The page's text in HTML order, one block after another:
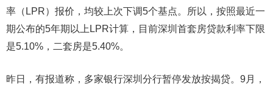
率（LPR）报价，均较上次下调5个基点。所以，按照最近一
期公布的5年期以上LPR计算，目前深圳首套房贷款利率下限
是5.10%，二套房是5.40%。
昨日，有报道称，多家银行深圳分行暂停发放按揭贷。9月，